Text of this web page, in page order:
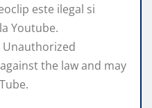
este ilegal si
Youtube.
Unauthorized
the law and may